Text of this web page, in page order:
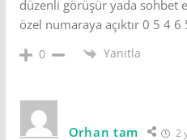
düzenli görüşür yada sohbet
özel numaraya açıktır 0 5 4 6
0 Yanıtla
Orhan tam 2